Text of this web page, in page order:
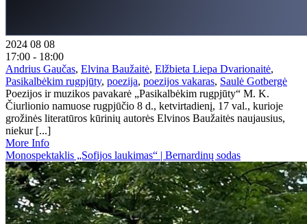
2024 08 08
17:00 - 18:00
Andrius Gaučas, Elvina Baužaitė, Elžbieta Liepa Dvarionaitė,
Pasikalbėkim rugpjūty, poezija, poezijos vakaras, Saulė Gotbergė
Poezijos ir muzikos pavakarė „Pasikalbėkim rugpjūty“ M. K.
Čiurlionio namuose rugpjūčio 8 d., ketvirtadienį, 17 val., kurioje
grožinės literatūros kūrinių autorės Elvinos Baužaitės naujausius,
niekur [...]
More Info
Monospektaklis „Sofijos laukimas“ | Bernardinų sodas